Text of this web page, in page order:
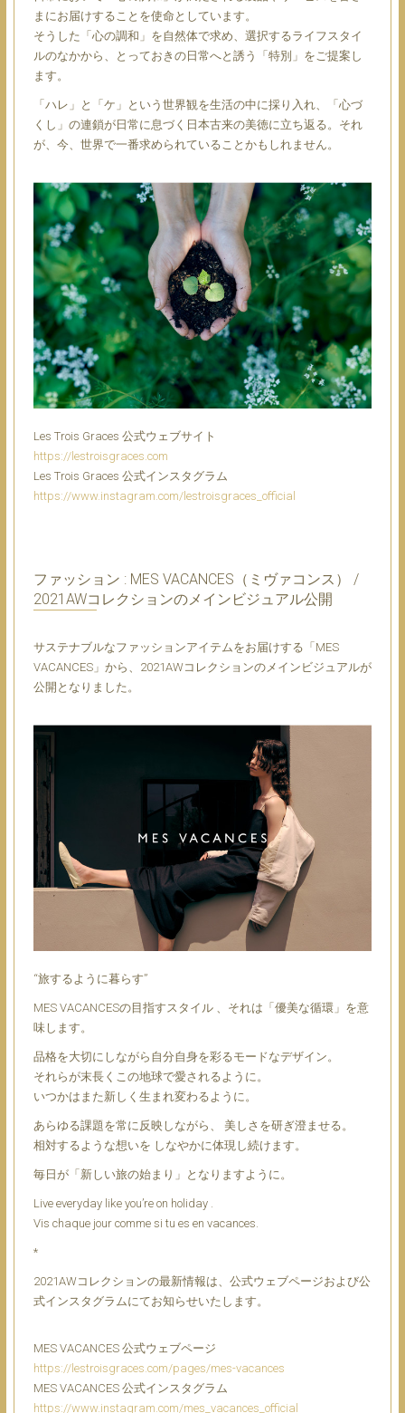
まにお届けすることを使命としています。
そうした「心の調和」を自然体で求め、選択するライフスタイ
ルのなかから、とっておきの日常へと誘う「特別」をご提案し
ます。
「ハレ」と「ケ」という世界観を⽣活の中に採り⼊れ、「⼼づ
くし」の連鎖が⽇常に息づく⽇本古来の美徳に⽴ち返る。それ
が、今、世界で⼀番求められていることかもしれません。
Les Trois Graces 公式ウェブサイト
https://lestroisgraces.com
Les Trois Graces 公式インスタグラム
https://www.instagram.com/lestroisgraces_official
ファッション : MES VACANCES（ミヴァコンス） /
2021AWコレクションのメインビジュアル公開
​サステナブルなファッションアイテムをお届けする「MES
VACANCES」から、2021AWコレクションのメインビジュアルが
公開となりました。
“旅するように暮らす”
MES VACANCESの目指すスタイル 、それは「優美な循環」を意
味します。
品格を大切にしながら自分自身を彩るモードなデザイン。
それらが末長くこの地球で愛されるように。
いつかはまた新しく生まれ変わるように。
あらゆる課題を常に反映しながら、 美しさを研ぎ澄ませる。
相対するような想いを しなやかに体現し続けます。
毎日が「新しい旅の始まり」となりますように。
Live everyday like you’re on holiday .
Vis chaque jour comme si tu es en vacances.
*
2021AWコレクションの最新情報は、公式ウェブページおよび公
式インスタグラムにてお知らせいたします。
MES VACANCES 公式ウェブページ
https://lestroisgraces.com/pages/mes-vacances
MES VACANCES 公式インスタグラム
https://www.instagram.com/mes_vacances_official